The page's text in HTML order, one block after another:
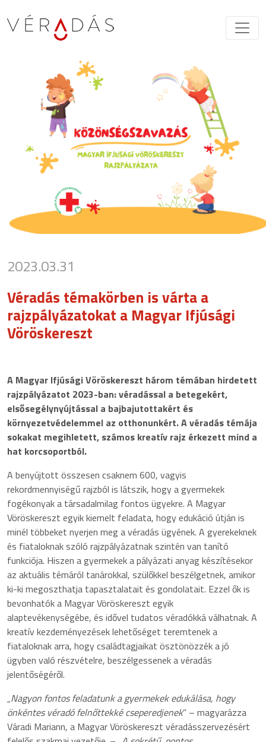
2023.03.31
Véradás témakörben is várta a
rajzpályázatokat a Magyar Ifjúsági
Vöröskereszt
A Magyar Ifjúsági Vöröskereszt három témában hirdetett
rajzpályázatot 2023-ban: véradással a betegekért,
elsősegélynyújtással a bajbajutottakért és
környezetvédelemmel az otthonunkért. A véradás témája
sokakat megihletett, számos kreatív rajz érkezett mind a
hat korcsoportból.
A benyújtott összesen csaknem 600, vagyis
rekordmennyiségű rajzból is látszik, hogy a gyermekek
fogékonyak a társadalmilag fontos ügyekre. A Magyar
Vöröskereszt egyik kiemelt feladata, hogy edukáció útján is
minél többeket nyerjen meg a véradás ügyének. A gyerekeknek
és fiataloknak szóló rajzpályázatnak szintén van tanító
funkciója. Hiszen a gyermekek a pályázati anyag készítésekor
az aktuális témáról tanárokkal, szülőkkel beszélgetnek, amikor
ki-ki megoszthatja tapasztalatait és gondolatait. Ezzel ők is
bevonhatók a Magyar Vöröskereszt egyik
alaptevékenységébe, és idővel tudatos véradókká válhatnak. A
kreatív kezdeményezések lehetőséget teremtenek a
fiataloknak arra, hogy családtagjaikat ösztönözzék a jó
ügyben való részvételre, beszélgessenek a véradás
jelentőségéről.
„Nagyon fontos feladatunk a gyermekek edukálása, hogy
önkéntes véradó felnőttekké cseperedjenek” – magyarázza
Váradi Mariann, a Magyar Vöröskereszt véradásszervezésért